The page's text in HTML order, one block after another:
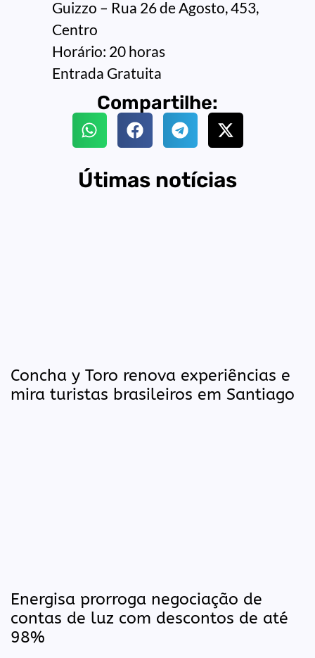
Guizzo – Rua 26 de Agosto, 453,
Centro
Horário: 20 horas
Entrada Gratuita
Compartilhe:
Útimas notícias
Concha y Toro renova experiências e
mira turistas brasileiros em Santiago
Energisa prorroga negociação de
contas de luz com descontos de até
98%